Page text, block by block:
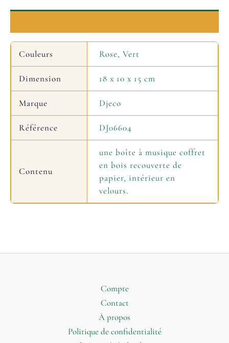
Couleurs Rose, Vert
Dimension 18 x 10 x 15 cm
Marque Djeco
Référence DJ06604
Contenu
une boîte à musique coffret
en bois recouverte de
papier, intérieur en
velours.
Compte
Contact
À propos
Politique de confidentialité